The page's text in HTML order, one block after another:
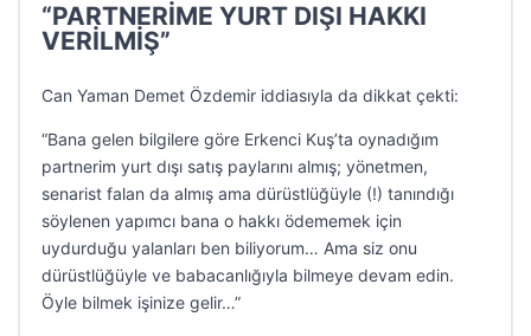
“PARTNERİME YURT DIŞI HAKKI
VERİLMİŞ”
Can Yaman Demet Özdemir iddiasıyla da dikkat çekti:
“Bana gelen bilgilere göre Erkenci Kuş’ta oynadığım
partnerim yurt dışı satış paylarını almış; yönetmen,
senarist falan da almış ama dürüstlüğüyle (!) tanındığı
söylenen yapımcı bana o hakkı ödememek için
uydurduğu yalanları ben biliyorum… Ama siz onu
dürüstlüğüyle ve babacanlığıyla bilmeye devam edin.
Öyle bilmek işinize gelir…”